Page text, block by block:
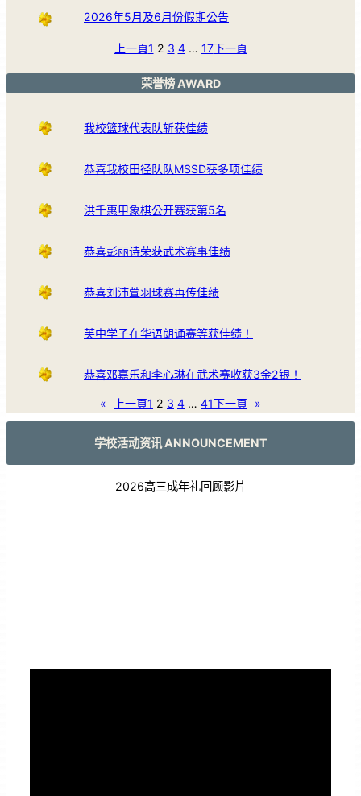
2026年5月及6月份假期公告
上一頁1 2 3 4 … 17下一頁
荣誉榜 AWARD
我校篮球代表队斩获佳绩
恭喜我校田径队队MSSD获多项佳绩
洪千惠甲象棋公开赛获第5名
恭喜彭丽诗荣获武术赛事佳绩
恭喜刘沛萱羽球赛再传佳绩
芙中学子在华语朗诵赛等获佳绩！
恭喜邓嘉乐和李心琳在武术赛收获3金2银！
« 上一頁1 2 3 4 … 41下一頁 »
学校活动资讯 ANNOUNCEMENT
2026高三成年礼回顾影片